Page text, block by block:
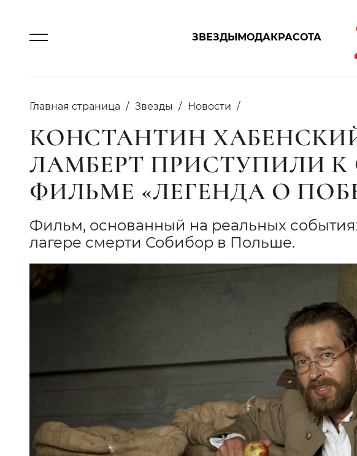
ЗВЕЗДЫМОДАКРАСОТА
Главная страница Звезды Новости
КОНСТАНТИН
ЛАМБЕРТ ПРИСТУПИЛИ
ФИЛЬМЕ «ЛЕГЕНДА О
Фильм, основанный на реальных
лагере смерти Собибор в Польше.